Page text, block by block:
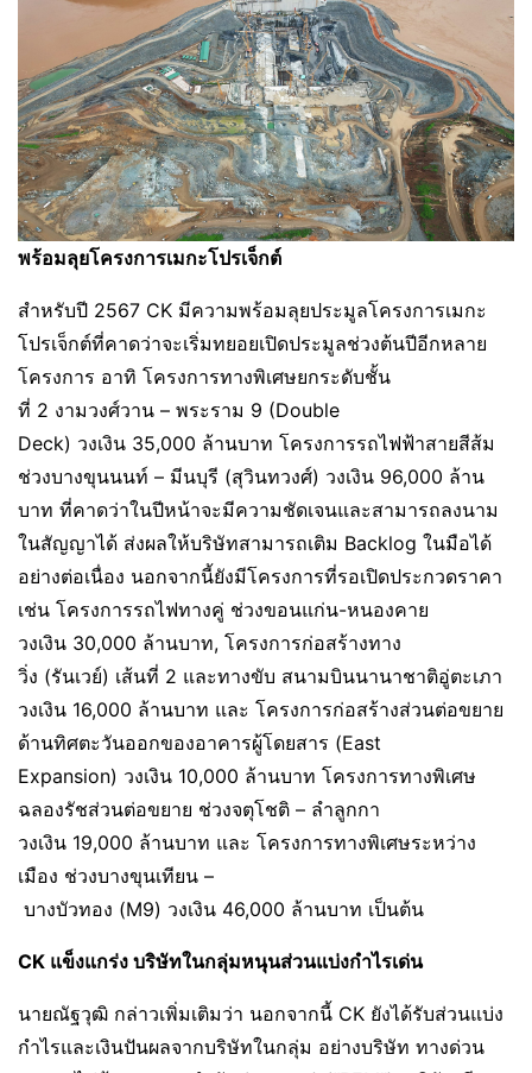
พร้อมลุยโครงการเมกะโปรเจ็กต์
สำหรับปี 2567 CK มีความพร้อมลุยประมูลโครงการเมกะ
โปรเจ็กต์ที่คาดว่าจะเริ่มทยอยเปิดประมูลช่วงต้นปีอีกหลาย
โครงการ อาทิ โครงการทางพิเศษยกระดับชั้น
ที่ 2 งามวงศ์วาน – พระราม 9 (Double
Deck) วงเงิน 35,000 ล้านบาท โครงการรถไฟฟ้าสายสีส้ม
ช่วงบางขุนนนท์ – มีนบุรี (สุวินทวงศ์) วงเงิน 96,000 ล้าน
บาท ที่คาดว่าในปีหน้าจะมีความชัดเจนและสามารถลงนาม
ในสัญญาได้ ส่งผลให้บริษัทสามารถเติม Backlog ในมือได้
อย่างต่อเนื่อง นอกจากนี้ยังมีโครงการที่รอเปิดประกวดราคา
เช่น โครงการรถไฟทางคู่ ช่วงขอนแก่น-หนองคาย
วงเงิน 30,000 ล้านบาท, โครงการก่อสร้างทาง
วิ่ง (รันเวย์) เส้นที่ 2 และทางขับ สนามบินนานาชาติอู่ตะเภา
วงเงิน 16,000 ล้านบาท และ โครงการก่อสร้างส่วนต่อขยาย
ด้านทิศตะวันออกของอาคารผู้โดยสาร (East
Expansion) วงเงิน 10,000 ล้านบาท โครงการทางพิเศษ
ฉลองรัชส่วนต่อขยาย ช่วงจตุโชติ – ลำลูกกา
วงเงิน 19,000 ล้านบาท และ โครงการทางพิเศษระหว่าง
เมือง ช่วงบางขุนเทียน –
บางบัวทอง (M9) วงเงิน 46,000 ล้านบาท เป็นต้น
CK แข็งแกร่ง บริษัทในกลุ่มหนุนส่วนแบ่งกำไรเด่น
นายณัฐวุฒิ กล่าวเพิ่มเติมว่า นอกจากนี้ CK ยังได้รับส่วนแบ่ง
กำไรและเงินปันผลจากบริษัทในกลุ่ม อย่างบริษัท ทางด่วน